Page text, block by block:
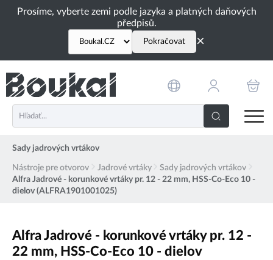
Prosíme, vyberte zemi podle jazyka a platných daňových
předpisů.
Pokračovat ×
Sady jadrových vrtákov
Nástroje pre otvorov Jadrové vrtáky
Sady jadrových vrtákov
Alfra Jadrové - korunkové vrtáky pr. 12 - 22 mm, HSS-Co-Eco 10 -
dielov (ALFRA1901001025)
Alfra Jadrové - korunkové vrtáky pr. 12 -
22 mm, HSS-Co-Eco 10 - dielov